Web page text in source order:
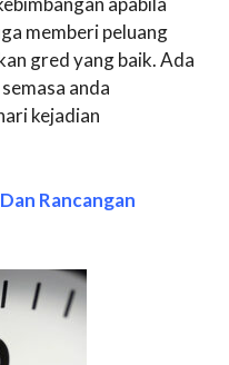
memberi peluang
gred yang baik. Ada
anda
kejadian
Rancangan